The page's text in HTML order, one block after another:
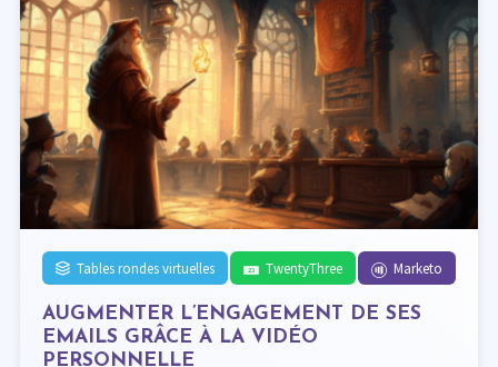
Tables rondes virtuelles Marketo
TwentyThree
AUGMENTER L’ENGAGEMENT DE SES
EMAILS GRÂCE À LA VIDÉO
PERSONNELLE